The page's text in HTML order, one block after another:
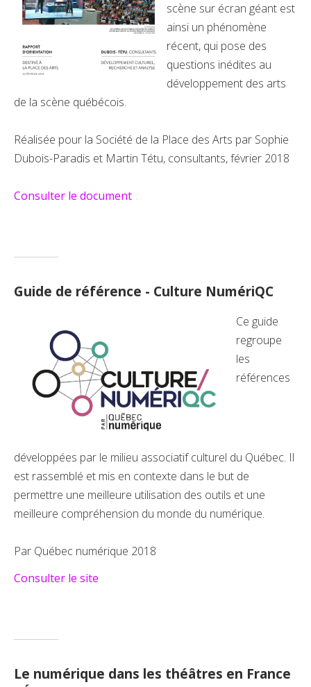
scène sur écran géant est
ainsi un phénomène
récent, qui pose des
questions inédites au
développement des arts
de la scène québécois.
Réalisée pour la Société de la Place des Arts par Sophie
Dubois-Paradis et Martin Tétu, consultants, février 2018
Consulter le document
Guide de référence - Culture NumériQC
Ce guide
regroupe
les
références
développées par le milieu associatif culturel du Québec. Il
est rassemblé et mis en contexte dans le but de
permettre une meilleure utilisation des outils et une
meilleure compréhension du monde du numérique.
Par Québec numérique 2018
Consulter le site
Le numérique dans les théâtres en France